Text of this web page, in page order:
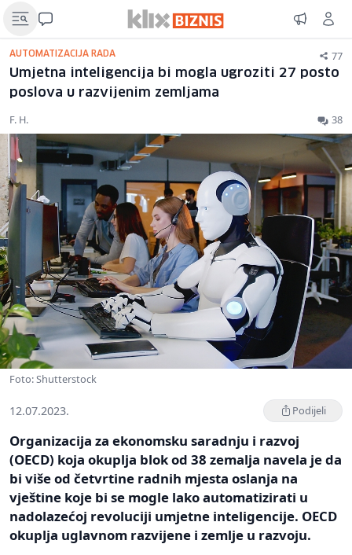
AUTOMATIZACIJA RADA 77
Umjetna inteligencija bi mogla ugroziti 27 posto
poslova u razvijenim zemljama
F. H. 38
Foto: Shutterstock
12.07.2023. Podijeli
Organizacija za ekonomsku saradnju i razvoj
(OECD) koja okuplja blok od 38 zemalja navela je da
bi više od četvrtine radnih mjesta oslanja na
vještine koje bi se mogle lako automatizirati u
nadolazećoj revoluciji umjetne inteligencije. OECD
okuplja uglavnom razvijene i zemlje u razvoju.